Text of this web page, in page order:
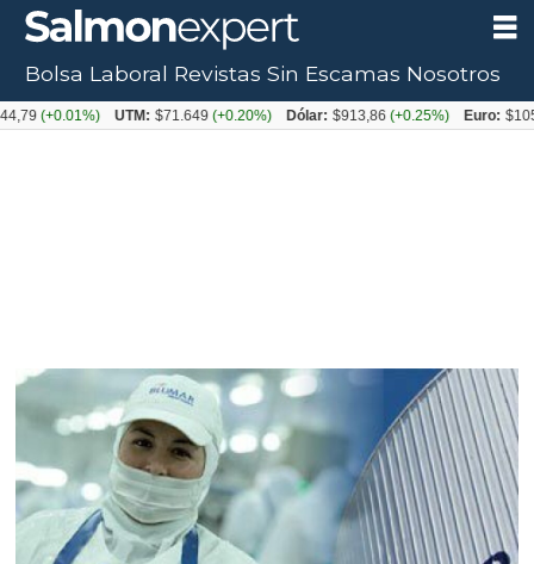
Bolsa Laboral Revistas Sin Escamas Nosotros
UTM: $71.649(+0.20%) Dólar: $913,86(+0.25%) Euro: $1053,08(-